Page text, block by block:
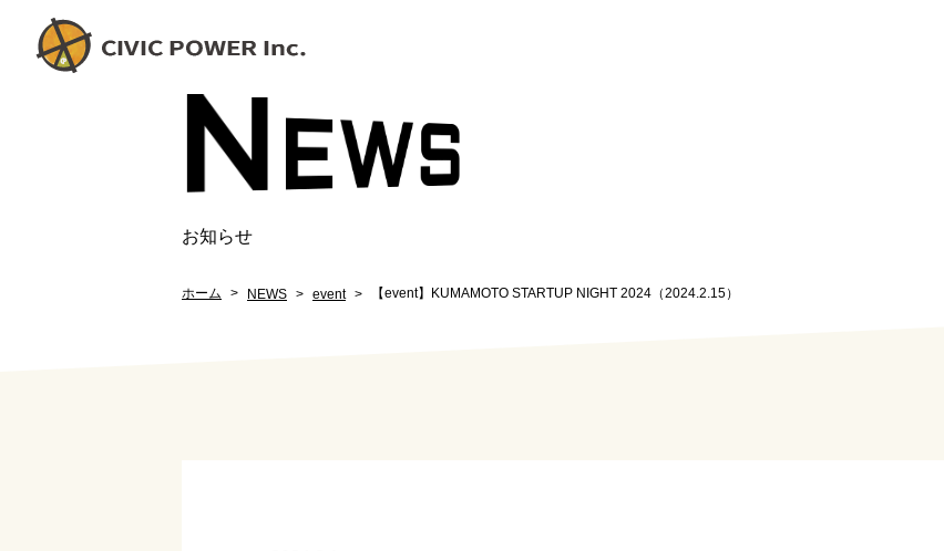
NEW
S
お知らせ
ホーム NEWS event 【event】KUMAMOTO STARTUP NIGHT 2024（2024.2.15）